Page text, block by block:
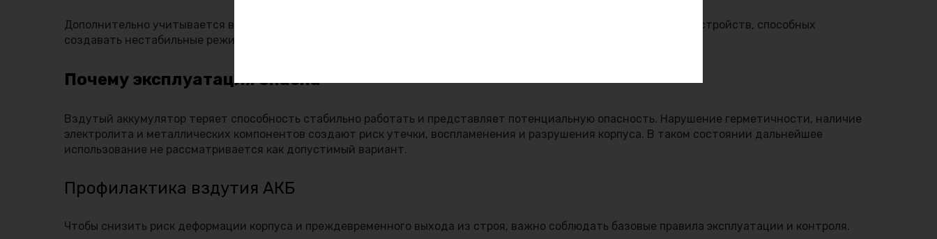
Дополнительно учитывается вероятность производственного брака и использование некачественных зарядных устройств, способных
создавать нестабильные режимы работы.
Почему эксплуатация опасна
Вздутый аккумулятор теряет способность стабильно работать и представляет потенциальную опасность. Нарушение герметичности, наличие
электролита и металлических компонентов создают риск утечки, воспламенения и разрушения корпуса. В таком состоянии дальнейшее
использование не рассматривается как допустимый вариант.
Профилактика вздутия АКБ
Чтобы снизить риск деформации корпуса и преждевременного выхода из строя, важно соблюдать базовые правила эксплуатации и контроля.